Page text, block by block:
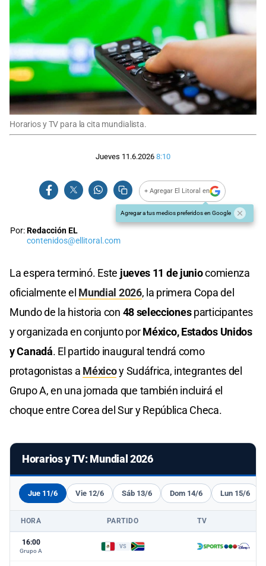
Horarios y TV para la cita mundialista.
Jueves 11.6.2026 8:10
+ Agregar El Litoral en
Agregar a tus medios preferidos en Google
Por:Redacción EL
contenidos@ellitoral.com
La espera terminó. Este jueves 11 de juniocomienza
oficialmente el Mundial 2026, la primera Copa del
Mundo de la historia con 48 seleccionesparticipantes
y organizada en conjunto porMéxico, Estados Unidos
y Canadá. El partido inaugural tendrá como
protagonistas a Méxicoy Sudáfrica, integrantes del
Grupo A, en una jornada que también incluirá el
choque entre Corea del Sur y República Checa.
Horarios y TV: Mundial 2026
Jue 11/6 Vie 12/6 Sáb 13/6 Dom 14/6 Lun 15/6
HORA PARTIDO TV
16:00
Grupo A
VS